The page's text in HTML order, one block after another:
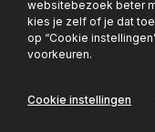
Privacy policy
websitebezoek beter
kies je zelf of je dat
op “Cookie
voorkeuren.
Cookie instellingen